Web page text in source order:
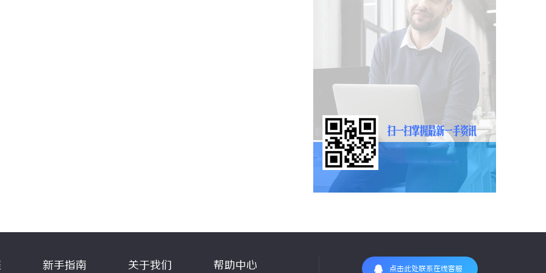
新手指南 关于我们 帮助中心 点击此处联系在线客服